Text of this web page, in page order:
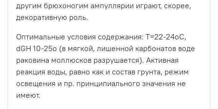
другим брюхоногим ампуллярии играют, скорее,
декоративную роль.
Оптимальные условия содержания: T=22-24oC,
dGH 10-25о (в мягкой, лишенной карбонатов воде
раковина моллюсков разрушается). Активная
реакция воды, равно как и состав грунта, режим
освещения и пр. принципиального значения не
имеют.